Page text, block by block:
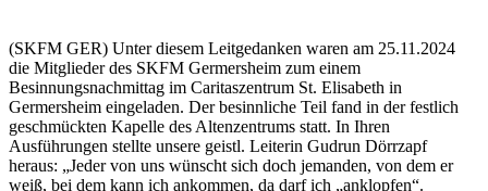
(SKFM GER) Unter diesem Leitgedanken waren am 25.11.2024
die Mitglieder des SKFM Germersheim zum einem
Besinnungsnachmittag im Caritaszentrum St. Elisabeth in
Germersheim eingeladen. Der besinnliche Teil fand in der festlich
geschmückten Kapelle des Altenzentrums statt. In Ihren
Ausführungen stellte unsere geistl. Leiterin Gudrun Dörrzapf
heraus: „Jeder von uns wünscht sich doch jemanden, von dem er
weiß, bei dem kann ich ankommen, da darf ich „anklopfen“.